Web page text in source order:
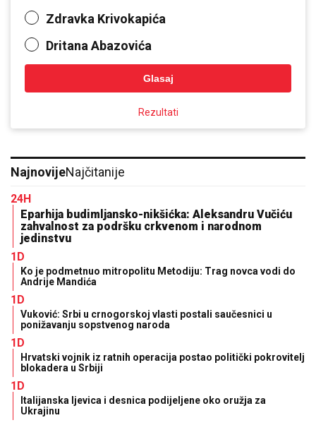
Zdravka Krivokapića
Dritana Abazovića
Glasaj
Rezultati
NajnovijeNajčitanije
24H
Eparhija budimljansko-nikšićka: Aleksandru Vučiću
zahvalnost za podršku crkvenom i narodnom
jedinstvu
1D
Ko je podmetnuo mitropolitu Metodiju: Trag novca vodi do
Andrije Mandića
1D
Vuković: Srbi u crnogorskoj vlasti postali saučesnici u
ponižavanju sopstvenog naroda
1D
Hrvatski vojnik iz ratnih operacija postao politički pokrovitelj
blokadera u Srbiji
1D
Italijanska ljevica i desnica podijeljene oko oružja za
Ukrajinu